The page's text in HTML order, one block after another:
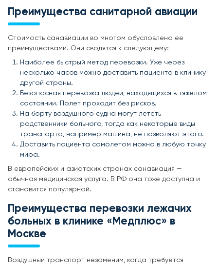
Преимущества санитарной авиации
Стоимость санавиации во многом обусловлена ее
преимуществами. Они сводятся к следующему:
Наиболее быстрый метод перевозки. Уже через
несколько часов можно доставить пациента в клинику
другой страны.
Безопасная перевозка людей, находящихся в тяжелом
состоянии. Полет проходит без рисков.
На борту воздушного судна могут лететь
родственники больного, тогда как некоторые виды
транспорта, например машина, не позволяют этого.
Доставить пациента самолетом можно в любую точку
мира.
В европейских и азиатских странах санавиация —
обычная медицинская услуга. В РФ она тоже доступна и
становится популярной.
Преимущества перевозки лежачих
больных в клинике «Медплюс» в
Москве
Воздушный транспорт незаменим, когда требуется